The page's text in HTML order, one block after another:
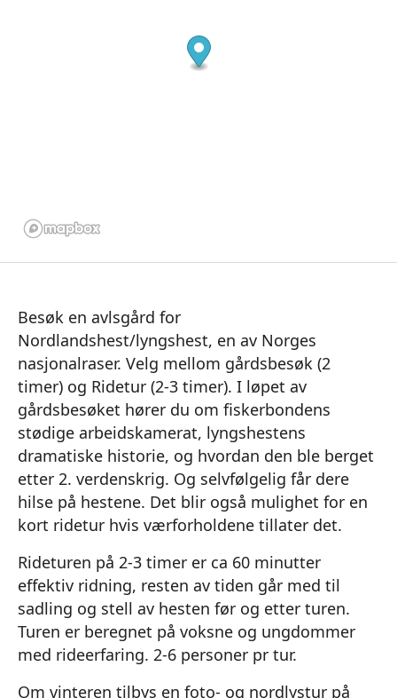
Besøk en avlsgård for
Nordlandshest/lyngshest, en av Norges
nasjonalraser. Velg mellom gårdsbesøk (2
timer) og Ridetur (2-3 timer). I løpet av
gårdsbesøket hører du om fiskerbondens
stødige arbeidskamerat, lyngshestens
dramatiske historie, og hvordan den ble berget
etter 2. verdenskrig. Og selvfølgelig får dere
hilse på hestene. Det blir også mulighet for en
kort ridetur hvis værforholdene tillater det.
Rideturen på 2-3 timer er ca 60 minutter
effektiv ridning, resten av tiden går med til
sadling og stell av hesten før og etter turen.
Turen er beregnet på voksne og ungdommer
med rideerfaring. 2-6 personer pr tur.
Om vinteren tilbys en foto- og nordlystur på